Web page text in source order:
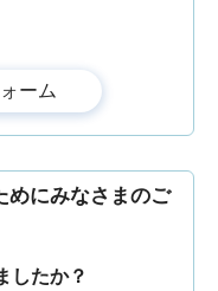
めにみなさまのご
したか？